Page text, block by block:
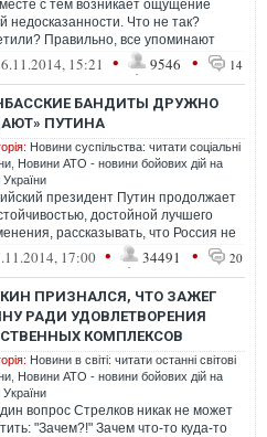
с тем возникает ощущение
недосказанности. Что не так?
Правильно, все упоминают
но никто не произносит слова
15:21 • 9546 • 14
БАНДИТЫ ДРУЖНО
ПУТИНА
Новини суспільства: читати соціальні
Новини АТО - новини бойових дій на
України
президент Путин продолжает
достойной лучшего
рассказывать, что Россия не
никакого отношения к нынешним ...
17:00 • 34491 • 20
ПРИЗНАЛСЯ, ЧТО ЗАЖЕГ
РАДИ УДОВЛЕТВОРЕНИЯ
КОМПЛЕКСОВ
Новини в світі: читати останні світові
Новини АТО - новини бойових дій на
України
вопрос Стрелков никак не может
"Зачем?!" Зачем что-то куда-то